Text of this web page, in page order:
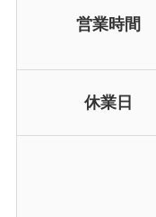
営業時間
休業日